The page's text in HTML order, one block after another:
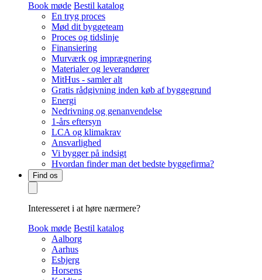
Book møde Bestil katalog
En tryg proces
Mød dit byggeteam
Proces og tidslinje
Finansiering
Murværk og imprægnering
Materialer og leverandører
MitHus - samler alt
Gratis rådgivning inden køb af byggegrund
Energi
Nedrivning og genanvendelse
1-års eftersyn
LCA og klimakrav
Ansvarlighed
Vi bygger på indsigt
Hvordan finder man det bedste byggefirma?
Find os
Interesseret i at høre nærmere?
Book møde Bestil katalog
Aalborg
Aarhus
Esbjerg
Horsens